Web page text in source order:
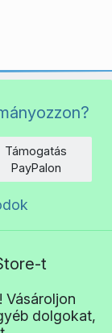
Támogatás
PayPalon
t
Vásároljon
dolgokat,